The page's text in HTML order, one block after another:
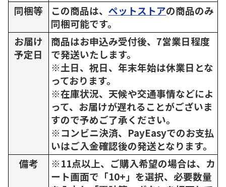
同梱等
この商品は、 ペットストアの商品のみ
同梱可能です。
お届け
予定日
商品はお申込み受付後、7営業日程度
で発送いたします。
※土日、祝日、年末年始は休業日とな
っております。
※在庫状況、天候や交通事情などによ
って、お届けが遅れることがございま
すので予めご了承ください。
※コンビニ決済、PayEasyでのお支払
いはご入金確認後の発送となります。
備考
※11点以上、ご購入希望の場合は、カ
ート画面で「10+」を選択、必要数量